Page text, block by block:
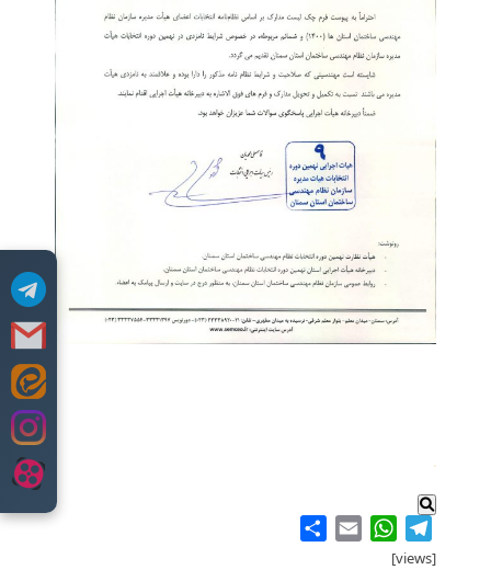
.
Telegram
WhatsApp
Email
[views]